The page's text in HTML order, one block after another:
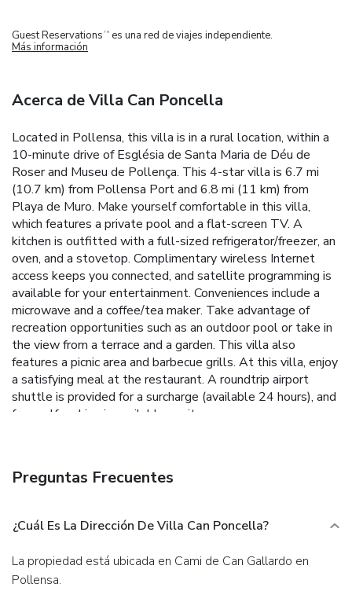
Guest Reservations TM
es una red de viajes independiente.
Más información
Acerca de Villa Can Poncella
Located in Pollensa, this villa is in a rural location, within a
10-minute drive of Església de Santa Maria de Déu de
Roser and Museu de Pollença. This 4-star villa is 6.7 mi
(10.7 km) from Pollensa Port and 6.8 mi (11 km) from
Playa de Muro. Make yourself comfortable in this villa,
which features a private pool and a flat-screen TV. A
kitchen is outfitted with a full-sized refrigerator/freezer, an
oven, and a stovetop. Complimentary wireless Internet
access keeps you connected, and satellite programming is
available for your entertainment. Conveniences include a
microwave and a coffee/tea maker. Take advantage of
recreation opportunities such as an outdoor pool or take in
the view from a terrace and a garden. This villa also
features a picnic area and barbecue grills. At this villa, enjoy
a satisfying meal at the restaurant. A roundtrip airport
shuttle is provided for a surcharge (available 24 hours), and
free self parking is available onsite.
Preguntas Frecuentes
¿Cuál Es La Dirección De Villa Can Poncella?
La propiedad está ubicada en Cami de Can Gallardo en
Pollensa.